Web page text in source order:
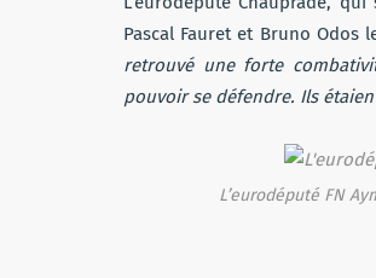
Pascal Fauret et Bruno Odos
retrouvé une forte
pouvoir se défendre. Ils
L’eurodéputé FN